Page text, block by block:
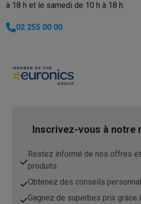
à 18 h et le samedi de 10 h à 18 h.
02 255 00 00
Inscrivez-vous à notre
Restez informé de nos offres
produits.
Obtenez des conseils
Gagnez de superbes prix grâce